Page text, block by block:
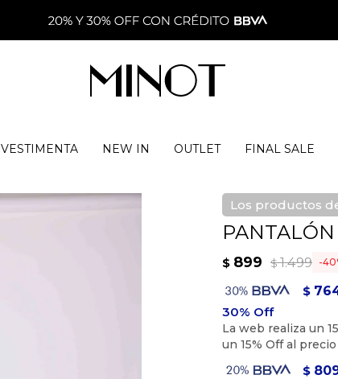
VESTIMENTA NEW IN OUTLET FINAL SALE
Los productos
$ 899 $1.499 40
$
$